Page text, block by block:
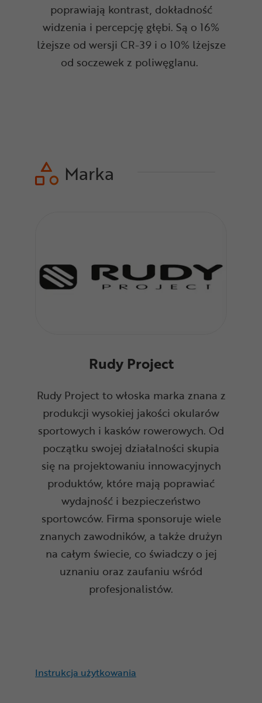
poprawiają kontrast, dokładność
widzenia i percepcję głębi. Są o 16%
lżejsze od wersji CR-39 i o 10% lżejsze
od soczewek z poliwęglanu.
Marka
Rudy Project
Rudy Project to włoska marka znana z
produkcji wysokiej jakości okularów
sportowych i kasków rowerowych. Od
początku swojej działalności skupia
się na projektowaniu innowacyjnych
produktów, które mają poprawiać
wydajność i bezpieczeństwo
sportowców. Firma sponsoruje wiele
znanych zawodników, a także drużyn
na całym świecie, co świadczy o jej
uznaniu oraz zaufaniu wśród
profesjonalistów.
Instrukcja użytkowania